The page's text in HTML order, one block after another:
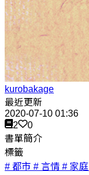
kurobakage
最近更新
2020-07-10 01:36
2
0
書單簡介
標籤
# 都市 # 言情 # 家庭